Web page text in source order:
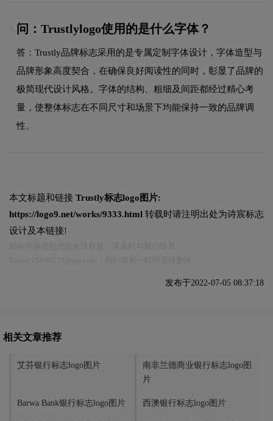
6. 问：Trustlylogo使用的是什么字体？
答：Trustly品牌标志采用的是专属定制字体设计，字体造型与
品牌形象高度契合，在确保良好阅读性的同时，彰显了品牌的
极简现代设计风格。字体的结构、粗细及间距都经过精心考
量，使整体标志在不同尺寸和场景下均能保持一致的品牌调
性。
本文标题和链接 Trustly标志logo图片:
https://logo9.net/works/9333.html 转载时请注明出处为诗宸标志
设计及本链接!
发布于2022-07-05 08:37:18
相关文章推荐
艾芬银行标志logo图片
南非兰德商业银行标志logo图
片
Barwa Bank银行标志logo图片 西澳银行标志logo图片